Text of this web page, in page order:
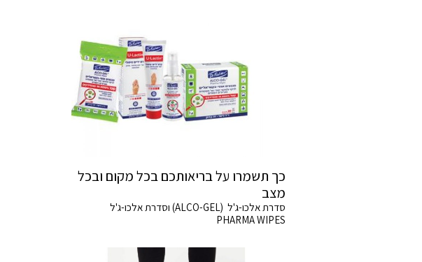
כך תשמרו על בריאותכם בכל מקום ובכל
מצב
סדרת אלכו-ג'ל (ALCO-GEL) וסדרת אלכו-ג'ל
PHARMA WIPES